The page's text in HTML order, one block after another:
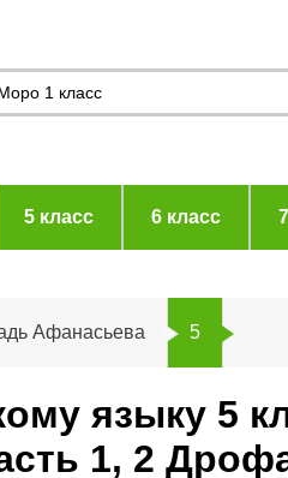
5 класс 6 класс
Афанасьева 5
языку 5
1, 2